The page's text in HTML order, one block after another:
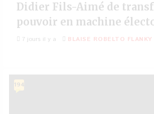
Didier Fils-Aimé de
pouvoir en machine
7 jours il y a BLAISE ROBELTO FLANKY
194